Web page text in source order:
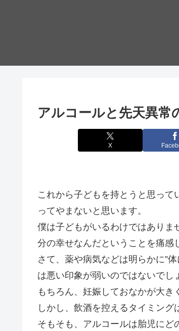
アルコールと先天異常
X
これから子どもを持とうと思っ
ってやまないと思います。
僕は子どもがいるわけではありま
分の幸せなんだということを痛感
さて、薬や病気などは明らかに”
は悪い印象が弱いのではないでし
もちろん、妊娠しておなかが大き
しかし、飲酒を控えるタイミング
そもそも、アルコールは胎児にど